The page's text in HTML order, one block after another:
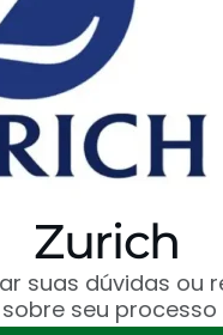
Zurich
suas dúvidas ou
seu processo